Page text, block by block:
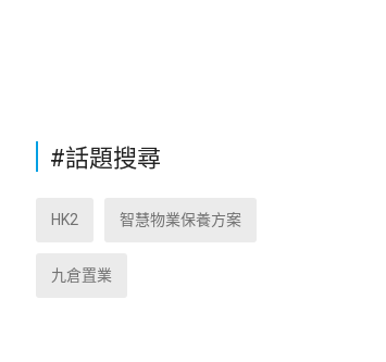
#話題搜尋
HK2 智慧物業保養方案
九倉置業